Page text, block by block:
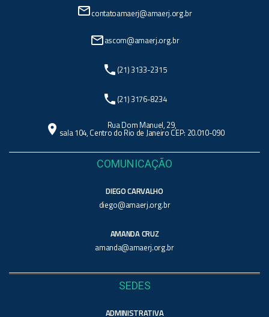
mail_outlinecontatoamaerj@amaerj.org.br
mail_outlineascom@amaerj.org.br
phone (21) 3133-2315
phone (21) 3176-8234
location_on Rua Dom Manuel, 29,
sala 104, Centro do Rio de Janeiro CEP: 20.010-090
COMUNICAÇÃO
DIEGO CARVALHO
diego@amaerj.org.br
AMANDA CRUZ
amanda@amaerj.org.br
SEDES
ADMINISTRATIVA